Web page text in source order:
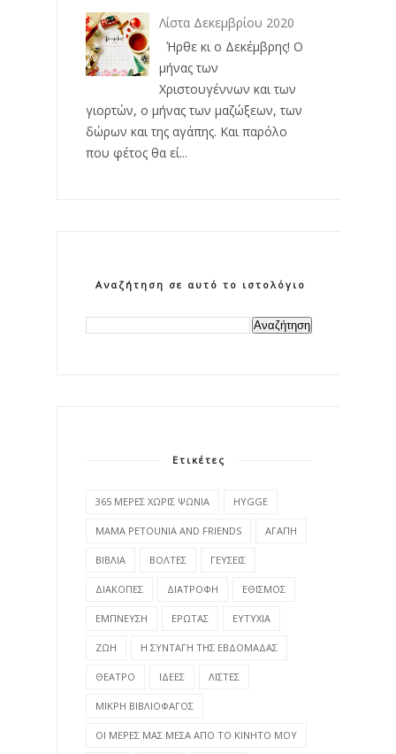
Λίστα Δεκεμβρίου 2020
Ήρθε κι ο Δεκέμβρης! Ο
μήνας των
Χριστουγέννων και των
γιορτών, ο μήνας των μαζώξεων, των
δώρων και της αγάπης. Και παρόλο
που φέτος θα εί...
Αναζήτηση σε αυτό το ιστολόγιο
Ετικέτες
365 ΜΕΡΕΣ ΧΩΡΙΣ ΨΩΝΙΑ HYGGE
MAMA PETOUNIA AND FRIENDS ΑΓΑΠΗ
ΒΙΒΛΙΑ ΒΟΛΤΕΣ ΓΕΥΣΕΙΣ
ΔΙΑΚΟΠΕΣ ΔΙΑΤΡΟΦΗ ΕΘΙΣΜΟΣ
ΕΜΠΝΕΥΣΗ ΕΡΩΤΑΣ ΕΥΤΥΧΙΑ
ΖΩΗ Η ΣΥΝΤΑΓΗ ΤΗΣ ΕΒΔΟΜΑΔΑΣ
ΘΕΑΤΡΟ ΙΔΕΕΣ ΛΙΣΤΕΣ
ΜΙΚΡΗ ΒΙΒΛΙΟΦΑΓΟΣ
ΟΙ ΜΕΡΕΣ ΜΑΣ ΜΕΣΑ ΑΠΟ ΤΟ ΚΙΝΗΤΟ ΜΟΥ